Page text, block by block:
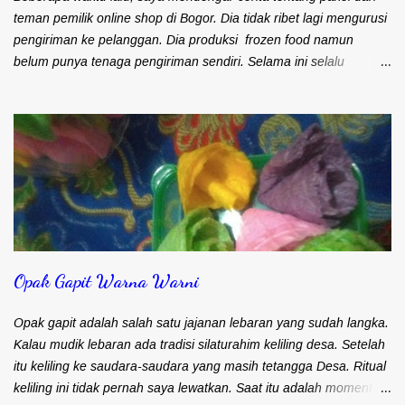
teman pemilik online shop di Bogor. Dia tidak ribet lagi mengurusi
pengiriman ke pelanggan. Dia produksi frozen food namun
belum punya tenaga pengiriman sendiri. Selama ini selalu
Djohari Zein, CEO Paxel Indonesia Teman saya sebenarnya lebih
suka menggunakan kurir. Pengiriman cepat sampai ke
pelanggan. Satu kurir bisa langsung bawa banyak barang untuk
dikirim. Namun kendalanya, banyak pelanggan yang keberatan
karena ongkos kirim yang mahal. Maka sebagian besar
pengiriman barangnya menggunakan ojek online (ojol). Memang
kiriman lebih cepat sampai. Apalagi kalau sudah pernah kirim
barangnya. Ongkos kirim lebih murah. Namun tidak semua driver
pelanggan. Ada saja driver yang muter-muter entah kemana.
Selain itu juga pernah te...
Opak Gapit Warna Warni
Opak gapit adalah salah satu jajanan lebaran yang sudah langka.
Kalau mudik lebaran ada tradisi silaturahim keliling desa. Setelah
itu keliling ke saudara-saudara yang masih tetangga Desa. Ritual
keliling ini tidak pernah saya lewatkan. Saat itu adalah moment